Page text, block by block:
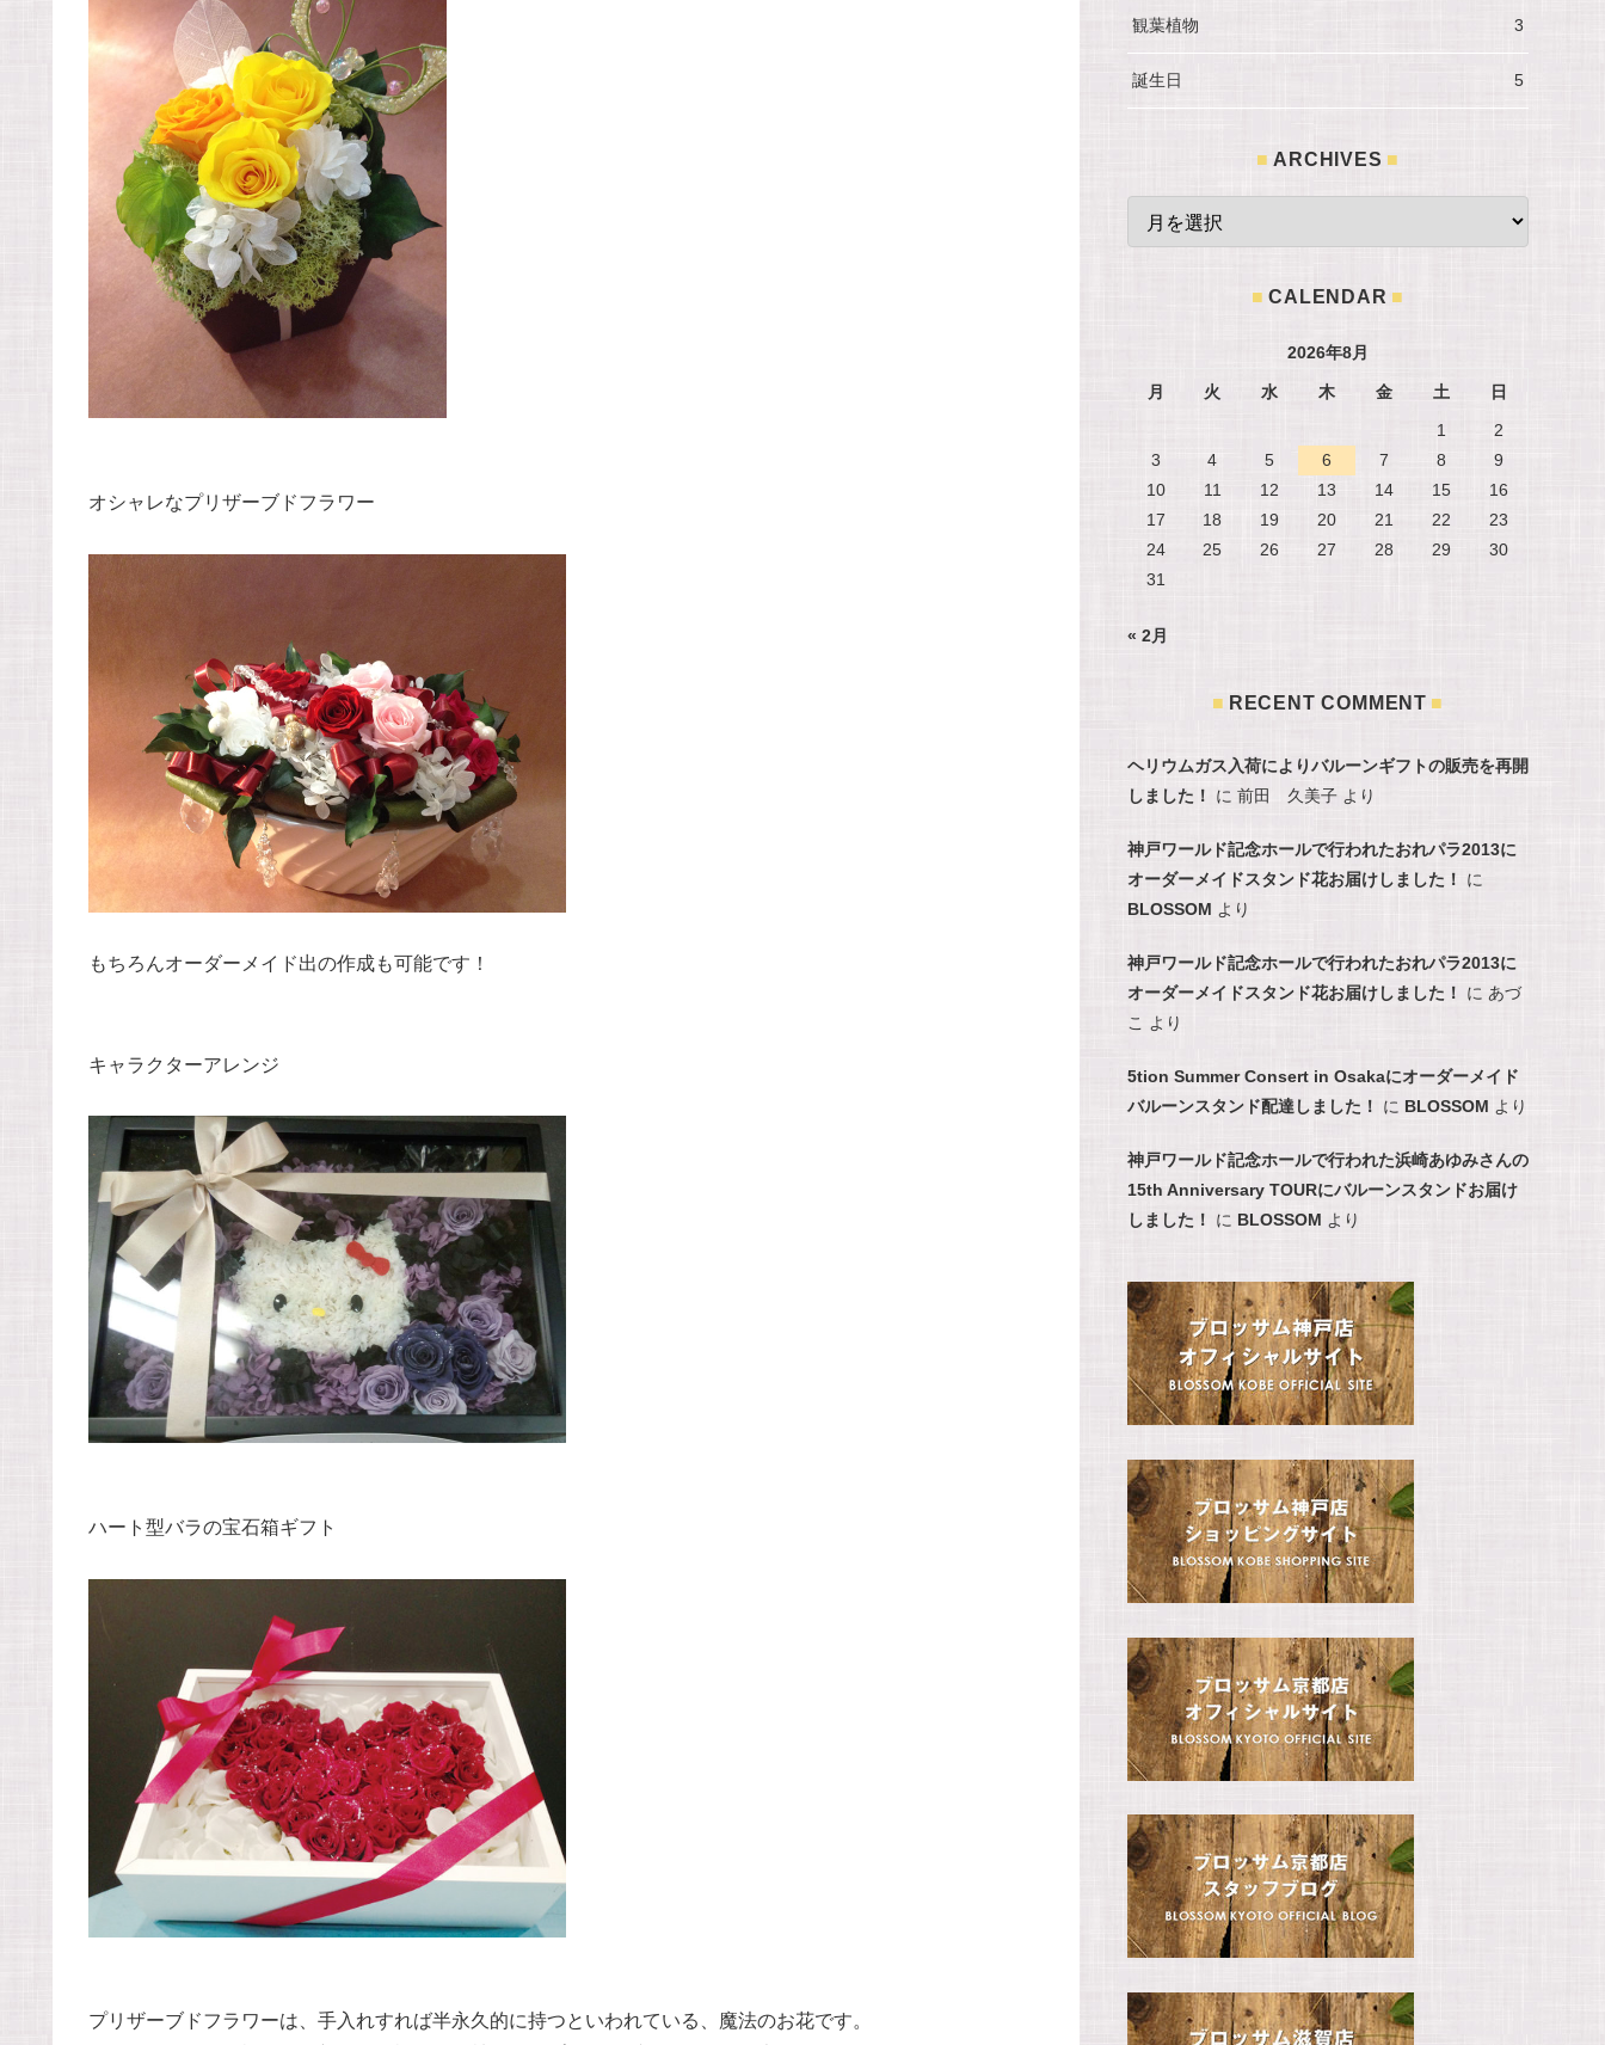
オシャレなプリザーブドフラワー
もちろんオーダーメイド出の作成も可能です！
キャラクターアレンジ
ハート型バラの宝石箱ギフト
プリザーブドフラワーは、手入れすれば半永久的に持つといわれている、魔法のお花です。
観葉植物 3
誕生日 5
ARCHIVES
CALENDAR
2026年8月
月 火 水 木 金 土
日
1
2
3
4 5 6 7 8
9
10
11 12 13 14 15
16
17
18 19 20 21 22
23
24
25 26 27 28 29
30
31
« 2月
RECENT COMMENT
ヘリウムガス入荷によりバルーンギフトの販売を再開
しました！
に 前田 久美子 より
神戸ワールド記念ホールで行われたおれパラ2013に
オーダーメイドスタンド花お届けしました！
に
BLOSSOM より
神戸ワールド記念ホールで行われたおれパラ2013に
オーダーメイドスタンド花お届けしました！
に あづ
こ
より
5tion Summer Consert in Osakaにオーダーメイド
バルーンスタンド配達しました！
に BLOSSOM より
神戸ワールド記念ホールで行われた浜崎あゆみさんの
15th Anniversary TOURにバルーンスタンドお届け
しました！
に BLOSSOM より